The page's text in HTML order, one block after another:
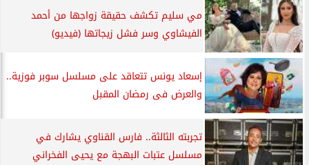
مي سليم تكشف حقيقة زواجها من أحمد
الفيشاوي وسر فشل زيجاتها (فيديو)
إسعاد يونس تتعاقد على مسلسل سوبر فوزية..
والعرض فى رمضان المقبل
تجربته الثالثة.. فارس القناوي يشارك في
مسلسل عتبات البهجة مع يحيى الفخراني